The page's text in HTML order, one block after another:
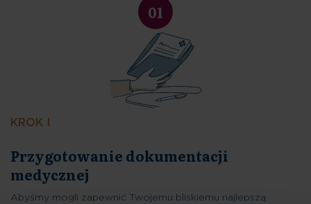
01
KROK I
Abyśmy mogli zapewnić Twojemu bliskiemu najlepszą